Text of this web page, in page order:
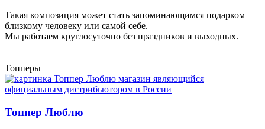
Такая композиция может стать запоминающимся подарком
близкому человеку или самой себе.
Мы работаем круглосуточно без праздников и выходных.
Топперы
Топпер Люблю